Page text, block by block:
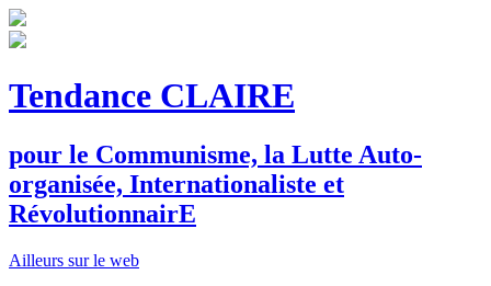
Tendance CLAIRE
pour le Communisme, la Lutte Auto-
organisée, Internationaliste et
RévolutionnairE
Ailleurs sur le web